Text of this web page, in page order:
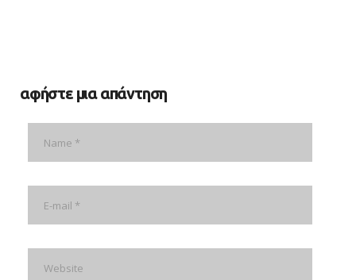
αφήστε μια απάντηση